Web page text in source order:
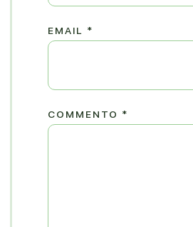
COMMENTO *
EMAIL *